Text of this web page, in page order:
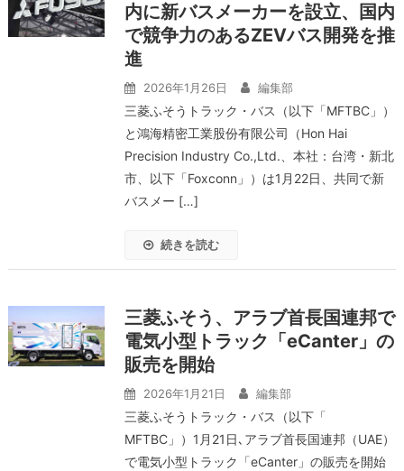
内に新バスメーカーを設立、国内
で競争力のあるZEVバス開発を推
進
2026年1月26日 編集部
三菱ふそうトラック・バス（以下「MFTBC」）
と鴻海精密工業股份有限公司（Hon Hai
Precision Industry Co.,Ltd.、本社：台湾・新北
市、以下「Foxconn」）は1月22日、共同で新
バスメー […]
続きを読む
三菱ふそう、アラブ首長国連邦で
電気小型トラック「eCanter」の
販売を開始
2026年1月21日 編集部
三菱ふそうトラック・バス（以下「
MFTBC」）1月21日､アラブ首長国連邦（UAE）
で電気小型トラック「eCanter」の販売を開始